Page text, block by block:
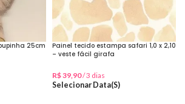
25cm
Painel tecido estampa safari 1,0 x 2,10
– veste fácil girafa
R$39,90/ 3 dias
Selecionar Data(s)